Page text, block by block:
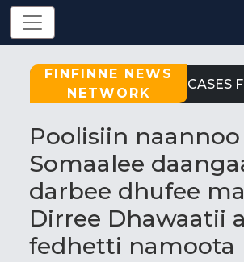
FINFINNE NEWS
NETWORK
STRONG CASES
Poolisiin naannoo
Somaalee
darbee dhufee
Dirree Dhawaatii
fedhetti namoota